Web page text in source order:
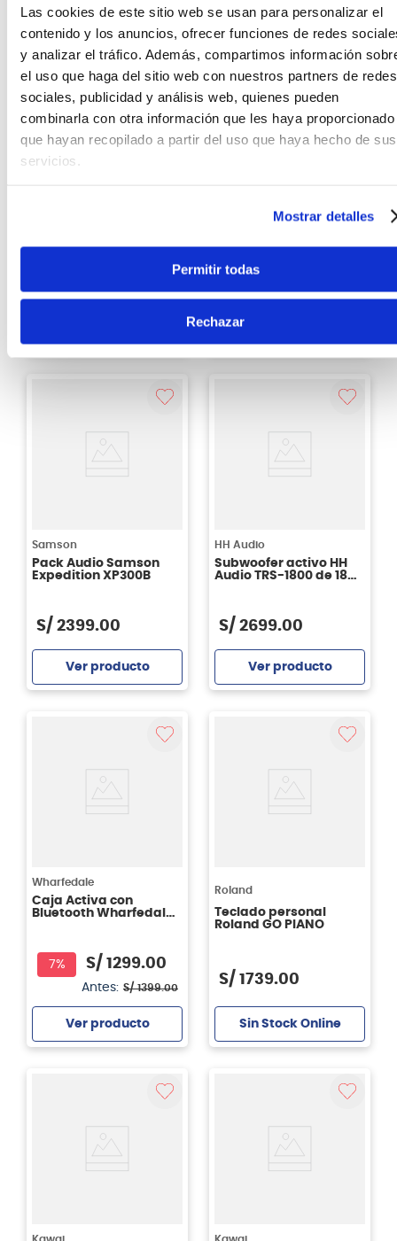
Las cookies de este sitio web se usan para personalizar el
contenido y los anuncios, ofrecer funciones de redes
y analizar el tráfico. Además, compartimos información
el uso que haga del sitio web con nuestros partners de redes
sociales, publicidad y análisis web, quienes pueden
combinarla con otra información que les haya proporcionado
que hayan recopilado a partir del uso que haya hecho de sus
servicios.
Mostrar detalles
Permitir todas
Rechazar
Agregar Agregar
S/ 3199.00 S/ 17,999.00
Samson
Pack Audio Samson
Expedition XP300B
S/ 2399.00
Ver producto
HH Audio
Subwoofer activo HH
Audio TRS-1800 de 18
S/ 2699.00
Ver producto
Wharfedale
Caja Activa con
Bluetooth Wharfedale
7% S/ 1299.00
Antes: S/ 1399.00
Ver producto
Roland
Teclado personal
Roland GO PIANO
S/ 1739.00
Sin Stock Online